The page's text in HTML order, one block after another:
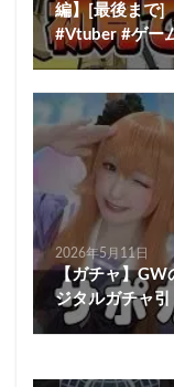
編】[最後まで]
#Vtuber #ゲー
2026年5月11日
【ガチャ】GW
ジタルガチャ引